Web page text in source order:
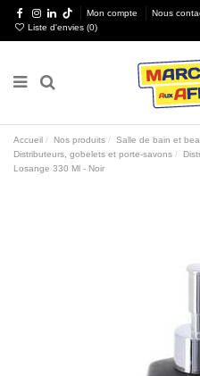
Mon compte Nous
Liste d'envies (0)
Accueil Nos produits Salle de bain et
Distributeurs, gobelets et porte-savons
Losange 330 Ml - Noir